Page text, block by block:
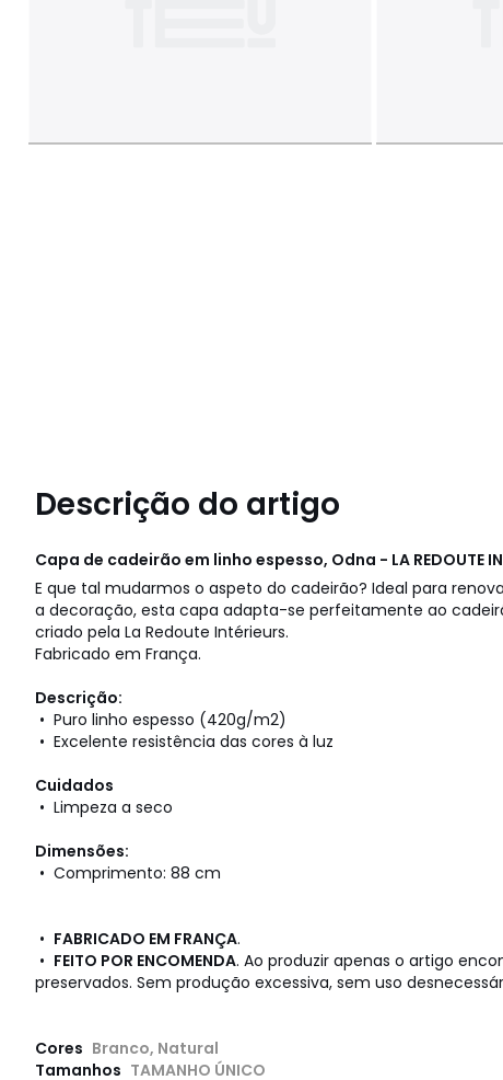
Descrição do artigo
Capa de cadeirão em linho espesso, Odna - LA REDOUTE
E que tal mudarmos o aspeto do cadeirão? Ideal para
a decoração, esta capa adapta-se perfeitamente ao
criado pela La Redoute Intérieurs.
Fabricado em França.
Descrição:
• Puro linho espesso (420g/m2)
• Excelente resistência das cores à luz
Cuidados
• Limpeza a seco
Dimensões:
• Comprimento: 88 cm
• FABRICADO EM FRANÇA.
• FEITO POR ENCOMENDA. Ao produzir apenas o artigo
preservados. Sem produção excessiva, sem uso
Cores Branco, Natural
Tamanhos TAMANHO ÚNICO